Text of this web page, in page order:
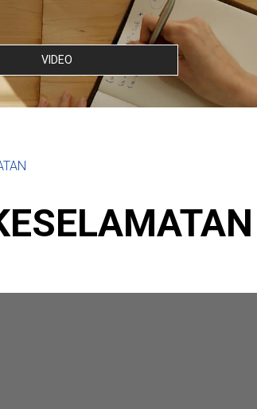
VIDEO